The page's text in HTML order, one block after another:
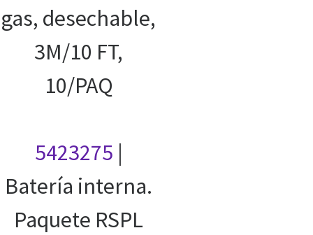
gas, desechable,
3M/10 FT,
10/PAQ
5423275 |
Batería interna.
Paquete RSPL